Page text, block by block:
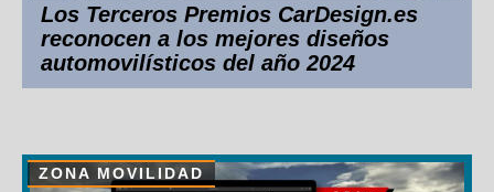
Los Terceros Premios CarDesign.es
reconocen a los mejores diseños
automovilísticos del año 2024
ZONA MOVILIDAD